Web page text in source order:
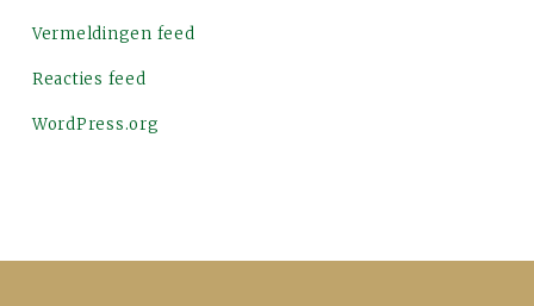
Vermeldingen feed
Reacties feed
WordPress.org